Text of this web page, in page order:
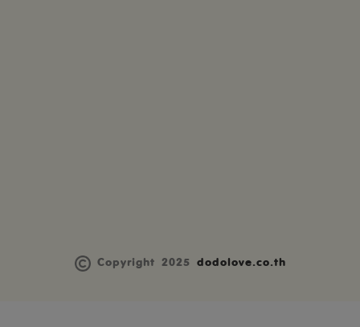
Copyright 2025 dodolove.co.th